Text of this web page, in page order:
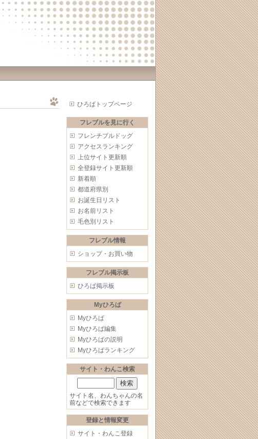
ひろばトップページ
フレブルを見に行く
フレンチブルドッグ
アクセスランキング
上位サイト更新順
全登録サイト更新順
新着順
都道府県別
お誕生日リスト
お名前リスト
毛色別リスト
フレブル情報
ショップ・お買い物
フレブル掲示板
ひろば掲示板
Myひろば
Myひろば
Myひろば編集
Myひろばの説明
Myひろばランキング
サイト・わんこ検索
サイト名、わんちゃんの名
前などで検索できます
登録と情報変更
サイト・わんこ登録